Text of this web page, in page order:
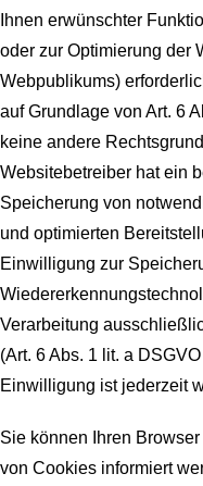
Ihnen erwünschter
oder zur Optimierung der
Webpublikums)
auf Grundlage von Art. 6
keine andere
Websitebetreiber hat ein
Speicherung von
und optimierten
Einwilligung zur
Verarbeitung
(Art. 6 Abs. 1 lit. a
Einwilligung ist jederzeit
Sie können Ihren
von Cookies informiert